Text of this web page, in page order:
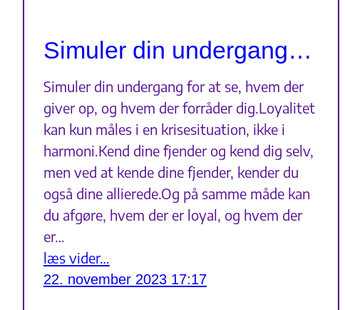
Simuler din undergang…
Simuler din undergang for at se, hvem der
giver op, og hvem der forråder dig.Loyalitet
kan kun måles i en krisesituation, ikke i
harmoni.Kend dine fjender og kend dig selv,
men ved at kende dine fjender, kender du
også dine allierede.Og på samme måde kan
du afgøre, hvem der er loyal, og hvem der
er…
læs vider…
22. november 2023 17:17